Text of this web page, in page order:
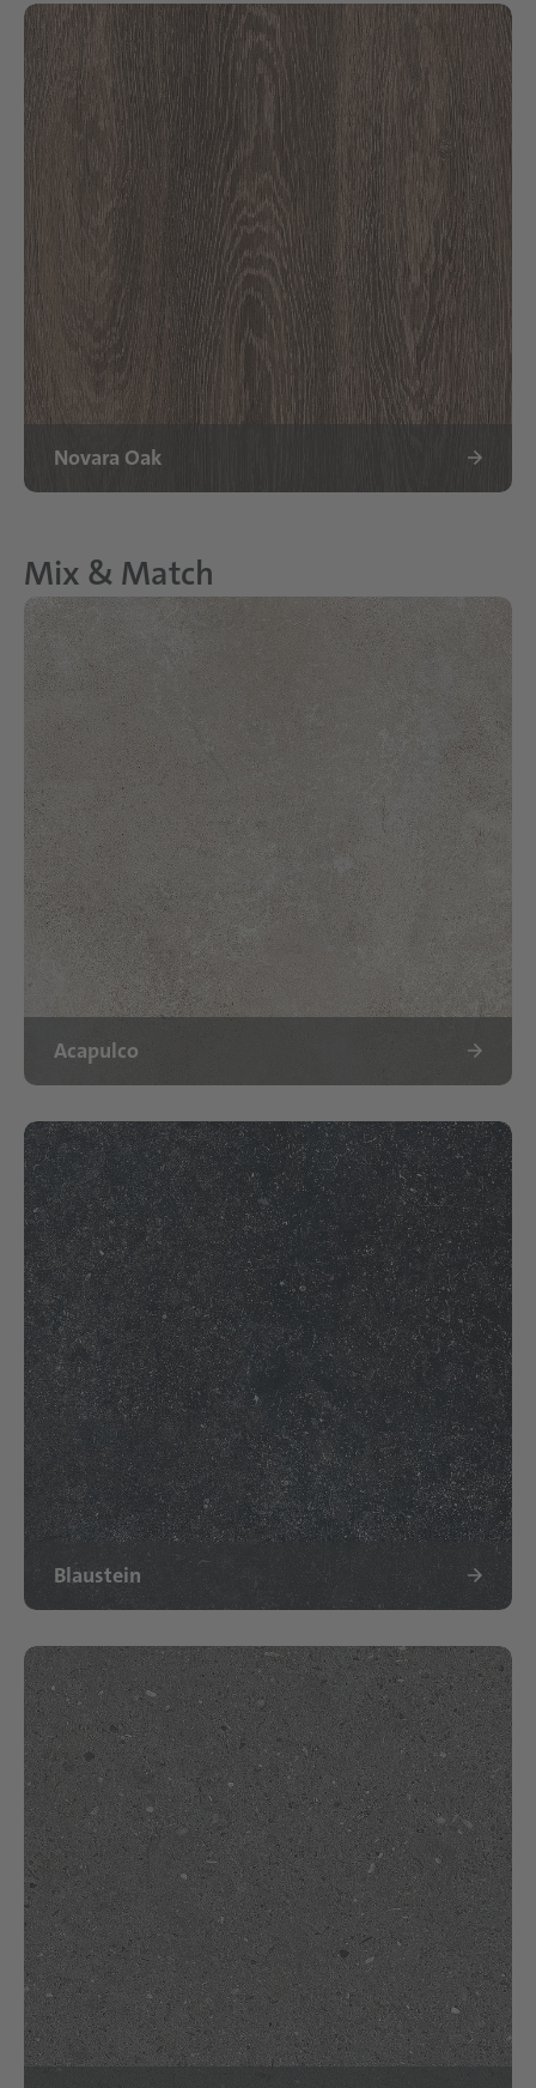
Novara Oak
Mix & Match
Acapulco
Blaustein